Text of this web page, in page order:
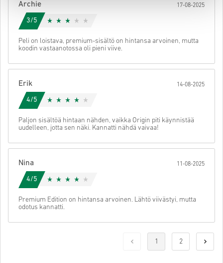
käyttöön.
Archie 17-08-2025
3/5
Peli on loistava, premium-sisältö on hintansa arvoinen, mutta
koodin vastaanotossa oli pieni viive.
Erik 14-08-2025
4/5
Paljon sisältöä hintaan nähden, vaikka Origin piti käynnistää
uudelleen, jotta sen näki. Kannatti nähdä vaivaa!
Nina 11-08-2025
4/5
Premium Edition on hintansa arvoinen. Lähtö viivästyi, mutta
odotus kannatti.
1 2